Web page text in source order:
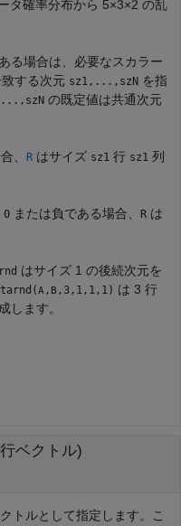
タ確率分布から 5×3×2 の乱
る場合は、必要なスカラー
する次元 sz1,...,szN を指
の既定値は共通次元
、 R はサイズ sz1 行 sz1 列
0 または負である場合、 R は
はサイズ 1 の後続次元を
(A , B ,3,1,1,1) は 3 行
します。
ベクトル)
トルとして指定します。こ